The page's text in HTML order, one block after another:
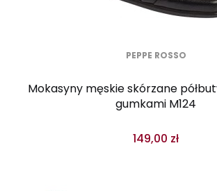
PEPPE ROSSO
Mokasyny męskie skórzane
gumkami M124
149,00 zł